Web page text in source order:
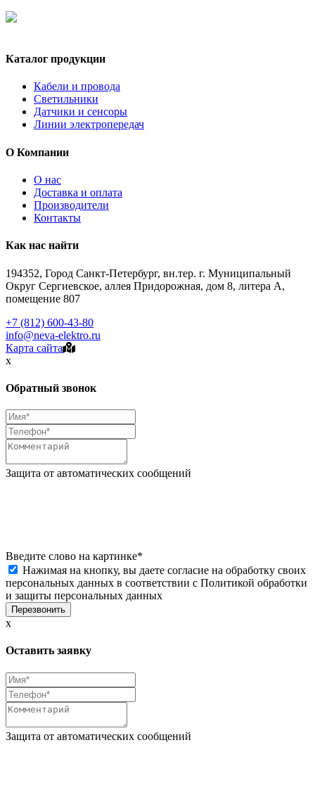
Каталог продукции
Кабели и провода
Светильники
Датчики и сенсоры
Линии электропередач
О Компании
О нас
Доставка и оплата
Производители
Контакты
Как нас найти
194352, Город Санкт-Петербург, вн.тер. г. Муниципальный
Округ Сергиевское, аллея Придорожная, дом 8, литера А,
помещение 807
+7 (812) 600-43-80
info@neva-elektro.ru
Карта сайта
x
Обратный звонок
Защита от автоматических сообщений
Введите слово на картинке*
Нажимая на кнопку, вы даете согласие на обработку своих
персональных данных в соответствии с Политикой обработки
и защиты персональных данных
x
Оставить заявку
Защита от автоматических сообщений